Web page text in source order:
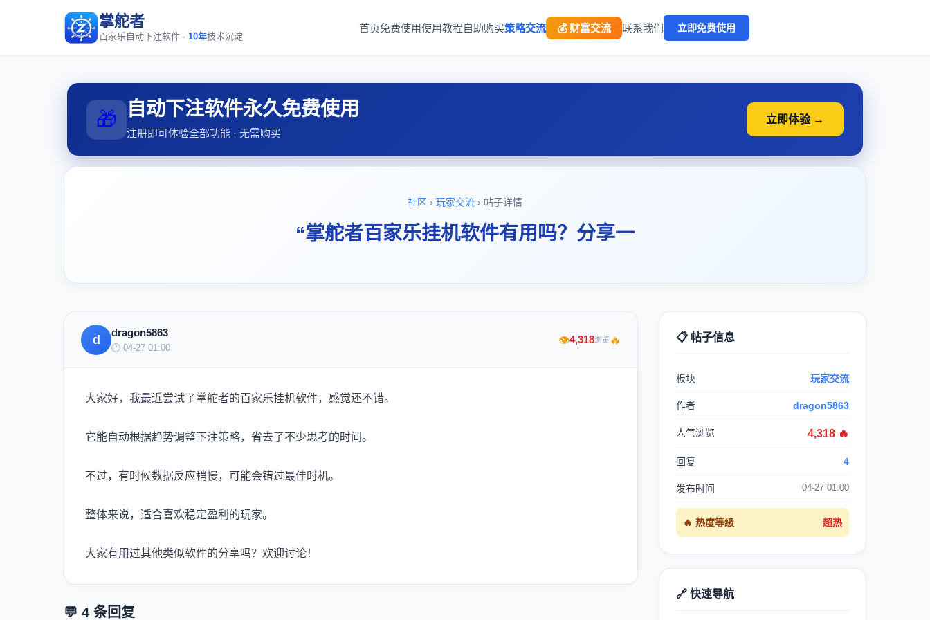
掌舵者
百家乐自动下注软件 · 10年技术沉淀
首页免费使用使用教程自助购买策略交流 💰 财富交流 联系我们 立即免费使用
🎁 自动下注软件永久免费使用
注册即可体验全部功能 · 无需购买
立即体验 →
社区 › 玩家交流 › 帖子详情
“掌舵者百家乐挂机软件有用吗？分享一
d
dragon5863
🕐 04-27 01:00
👁4,318浏览🔥
大家好，我最近尝试了掌舵者的百家乐挂机软件，感觉还不错。
它能自动根据趋势调整下注策略，省去了不少思考的时间。
不过，有时候数据反应稍慢，可能会错过最佳时机。
整体来说，适合喜欢稳定盈利的玩家。
大家有用过其他类似软件的分享吗？欢迎讨论！
💬 4 条回复
📋 帖子信息
板块 玩家交流
作者 dragon5863
人气浏览 4,318 🔥
回复 4
发布时间 04-27 01:00
🔥 热度等级 超热
🔗 快速导航